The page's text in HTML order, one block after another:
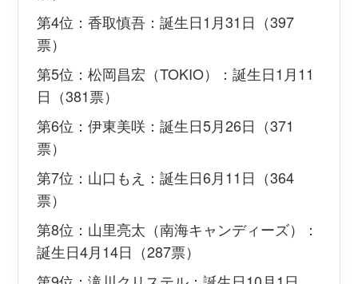
第4位：香取慎吾：誕生日1月31日（397
票）
第5位：松岡昌宏（TOKIO）：誕生日1月11
日（381票）
第6位：伊東美咲：誕生日5月26日（371
票）
第7位：山口もえ：誕生日6月11日（364
票）
第8位：山里亮太（南海キャンディーズ）：
誕生日4月14日（287票）